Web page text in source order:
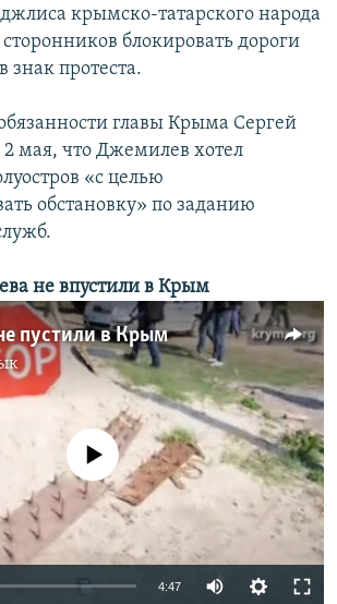
крымско-татарского народа
блокировать дороги
знак протеста.
главы Крыма Сергей
2 мая, что Джемилев хотел
«с целью
обстановку» по заданию
не впустили в Крым
пустили в Крым
source currently available
4:47